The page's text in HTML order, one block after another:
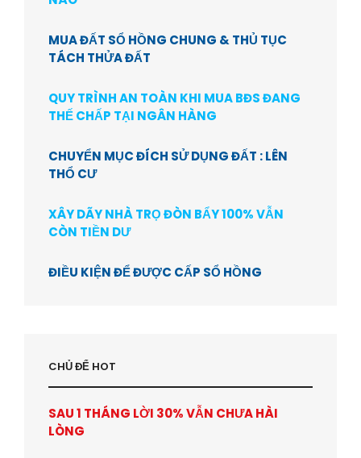
MUA ĐẤT SỔ HỒNG CHUNG & THỦ TỤC
TÁCH THỬA ĐẤT
QUY TRÌNH AN TOÀN KHI MUA BĐS ĐANG
THẾ CHẤP TẠI NGÂN HÀNG
CHUYỂN MỤC ĐÍCH SỬ DỤNG ĐẤT : LÊN
THỔ CƯ
XÂY DÃY NHÀ TRỌ ĐÒN BẨY 100% VẪN
CÒN TIỀN DƯ
ĐIỀU KIỆN ĐỂ ĐƯỢC CẤP SỔ HỒNG
CHỦ ĐỂ HOT
SAU 1 THÁNG LỜI 30% VẪN CHƯA HÀI
LÒNG